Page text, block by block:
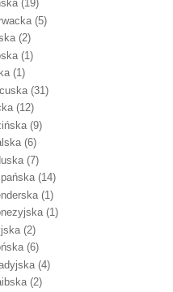
(19)
(5)
(2)
(1)
(1)
(31)
(12)
(9)
(6)
(7)
(14)
(1)
(1)
(2)
(6)
(4)
(2)